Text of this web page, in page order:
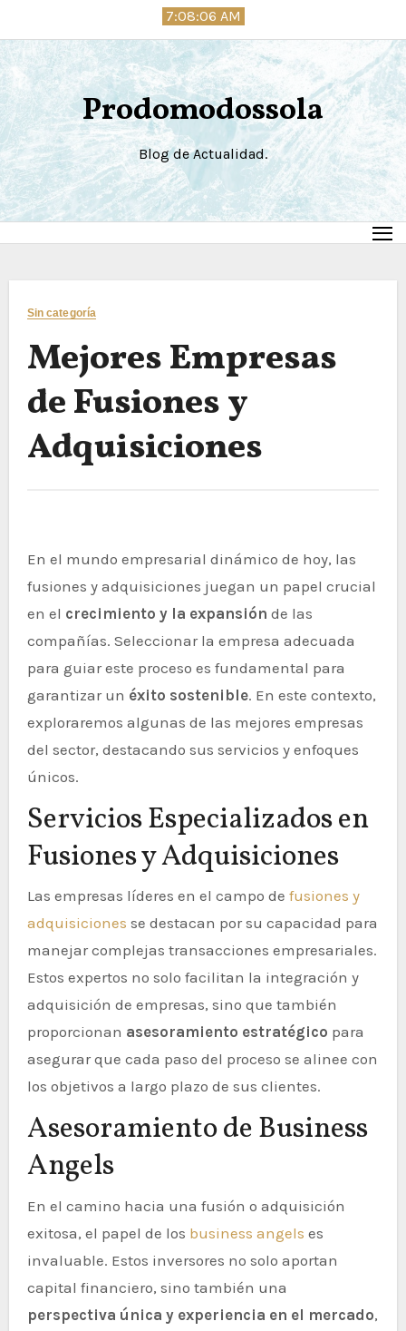
al
contenido
7:08:07 AM
Prodomodossola
Blog de Actualidad.
Sin categoría
Mejores Empresas
de Fusiones y
Adquisiciones
En el mundo empresarial dinámico de hoy, las
fusiones y adquisiciones juegan un papel crucial
en el crecimiento y la expansión de las
compañías. Seleccionar la empresa adecuada
para guiar este proceso es fundamental para
garantizar un éxito sostenible. En este contexto,
exploraremos algunas de las mejores empresas
del sector, destacando sus servicios y enfoques
únicos.
Servicios Especializados en
Fusiones y Adquisiciones
Las empresas líderes en el campo de fusiones y
adquisiciones se destacan por su capacidad para
manejar complejas transacciones empresariales.
Estos expertos no solo facilitan la integración y
adquisición de empresas, sino que también
proporcionan asesoramiento estratégico para
asegurar que cada paso del proceso se alinee con
los objetivos a largo plazo de sus clientes.
Asesoramiento de Business
Angels
En el camino hacia una fusión o adquisición
exitosa, el papel de los business angels es
invaluable. Estos inversores no solo aportan
capital financiero, sino también una
perspectiva única y experiencia en el mercado,